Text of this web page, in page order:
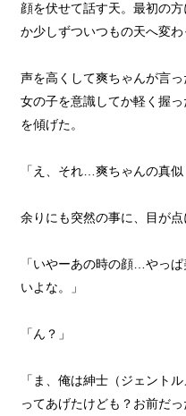
顔を伏せて話す天。最初の
か少しずついつもの天へ変わ
声を高くして爽ちゃんが言
女の子を意識してか軽く握
を傾げた。
「え、それ…爽ちゃんの真似
余りにも突然の事に、目が点
「いやーあの時の顔…やっ
いよな。」
「ん？」
「ま、俺は紳士（ジェント
ってあげたけども？お前だ